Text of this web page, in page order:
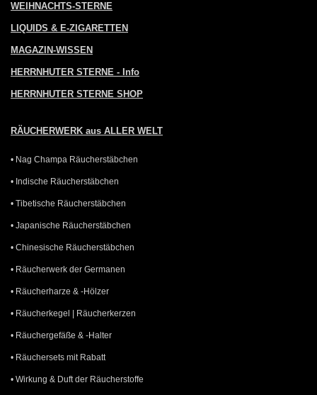
WEIHNACHTS-STERNE
LIQUIDS & E-ZIGARETTEN
MAGAZIN-WISSEN
HERRNHUTER STERNE - Info
HERRNHUTER STERNE SHOP
RÄUCHERWERK aus ALLER WELT
• Nag Champa Räucherstäbchen
• Indische Räucherstäbchen
• Tibetische Räucherstäbchen
• Japanische Räucherstäbchen
• Chinesische Räucherstäbchen
• Räucherwerk der Germanen
• Räucherharze & -Hölzer
• Räucherkegel | Räucherkerzen
• Räuchergefäße & -Halter
• Räuchersets mit Rabatt
• Wirkung & Duft der Räucherstoffe